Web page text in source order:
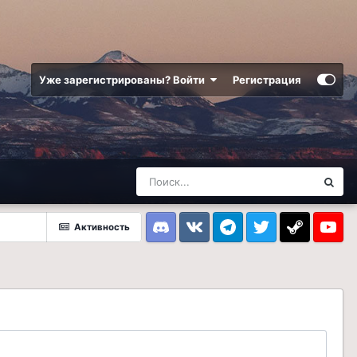
Уже зарегистрированы? Войти Регистрация
Активность
DiscordVK TelegramTwitter Steam